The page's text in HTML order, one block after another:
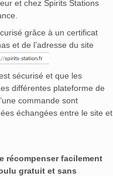
et chez Spirits Stations
grâce à un certificat
et de l’adresse du site
sécurisé et que les
différentes plateforme de
commande sont
échangées entre le site et
récompenser facilement
gratuit et sans